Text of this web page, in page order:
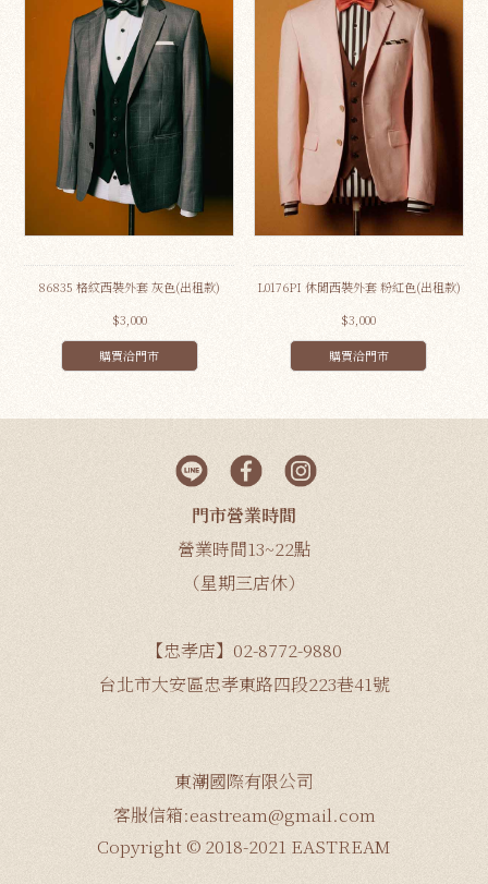
86835 格紋西裝外套 灰色(出租款)
$3,000
購買洽門市
L0176PI 休閒西裝外套 粉紅色(出租款)
$3,000
購買洽門市
門市營業時間
營業時間13~22點
（星期三店休）
【忠孝店】02-8772-9880
台北市大安區忠孝東路四段223巷41號
東潮國際有限公司
客服信箱:eastream@gmail.com
Copyright © 2018-2021 EASTREAM